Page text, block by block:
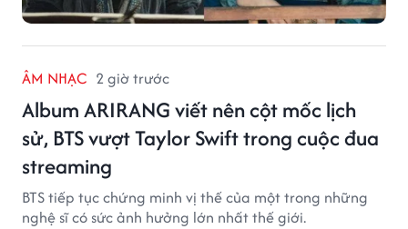
ÂM NHẠC 2 giờ trước
Album ARIRANG viết nên cột mốc lịch
sử, BTS vượt Taylor Swift trong cuộc đua
streaming
BTS tiếp tục chứng minh vị thế của một trong những
nghệ sĩ có sức ảnh hưởng lớn nhất thế giới.